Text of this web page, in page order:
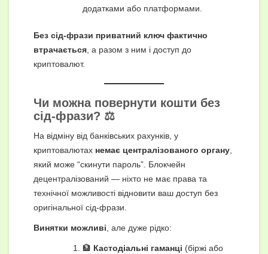
додатками або платформами.
Без сід-фрази приватний ключ фактично
втрачається , а разом з ним і доступ до
криптовалют.
Чи можна повернути кошти без
сід-фрази? ⚖️
На відміну від банківських рахунків, у
криптовалютах немає централізованого органу
який може “скинути пароль”. Блокчейн
децентралізований — ніхто не має права та
технічної можливості відновити ваш доступ без
оригінальної сід-фрази.
Винятки можливі , але дуже рідко:
🏦 Кастодіальні гаманці (біржі або